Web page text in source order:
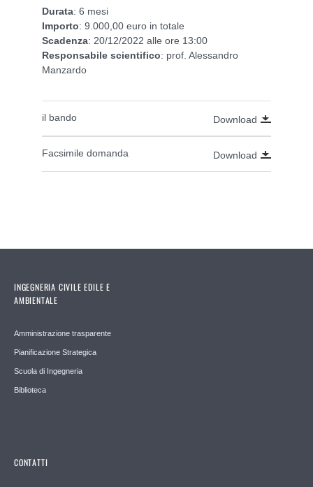
Durata: 6 mesi
Importo: 9.000,00 euro in totale
Scadenza: 20/12/2022 alle ore 13:00
Responsabile scientifico: prof. Alessandro
Manzardo
il bando Download
Facsimile domanda Download
INGEGNERIA CIVILE EDILE E
AMBIENTALE
Amministrazione trasparente
Pianificazione Strategica
Scuola di Ingegneria
Biblioteca
CONTATTI